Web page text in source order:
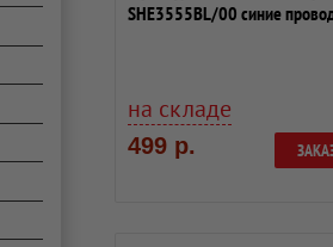
SHE3555BL/00 синие
на складе
499 р.